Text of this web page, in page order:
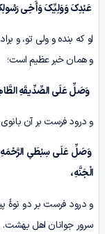
عَبْدِکَ وَوَلِیِّکَ وَأَخِی
او که بنده و ولی تو، و
و همان خبر عظیم است؛
وَصَلِّ عَلَى الصِّدِّیقَهِ
و درود فرست بر آن
وَصَلِّ عَلَى سِبْطَیِ
الْجَنَّهِ،
و درود فرست بر دو
سرور جوانان اهل بهشت.